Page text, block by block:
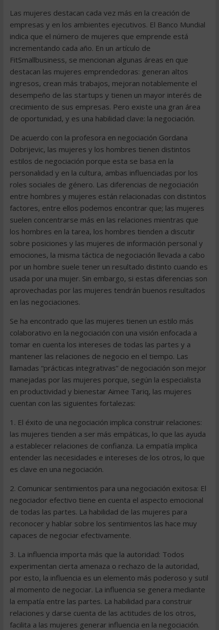
Las mujeres destacan cada vez más en la creación de
empresas y en los ambientes ejecutivos. El Banco Mundial
indica que el número de mujeres que emprende está
incrementando cada año. En un artículo de
FitSmallbusiness, se mencionan algunas áreas en que
destacan las mujeres emprendedoras: generan altos
ingresos, crean más trabajos, mejoran notablemente el
desempeño de las startups y tienen un mayor interés de
crecimiento de sus empresas. Pero existe una gran área
de oportunidad, y es una habilidad clave: la negociación.
De acuerdo con la profesora en negociación Gordana
Dobrijevic, las mujeres y los hombres tienen distintos
estilos de negociación porque esta se basa en la
personalidad y en la cultura, ambas influenciadas por los
roles sociales de género. Las diferencias de negociación
entre hombres y mujeres están relacionadas con distintos
factores, entre ellos podemos encontrar que; las mujeres
suelen concentrarse más en las relaciones mientras que
los hombres en la tarea, los hombres tienden a discutir
sobre posiciones y las mujeres de información personal y
emociones, la misma táctica de negociación llevada a cabo
por un hombre suele tener un resultado distinto cuando es
usada por una mujer. Sin embargo, si estas diferencias son
aprovechadas por las mujeres tendrán buenos resultados
en las negociaciones.
Se ha encontrado que las mujeres tienen un estilo más
colaborativo en la negociación con una visión enfocada a
tomar en cuenta los intereses de todas las partes y a
mantener las relaciones de negocio en el tiempo. Las
llamadas “prácticas integrativas” de negociación son mejor
manejadas por las mujeres porque, según la especialista
en productividad y bienestar Aimee Tariq, las mujeres
cuentan con las siguientes fortalezas:
1. El éxito de una negociación implica construir relaciones:
las mujeres tienden a ser más empáticas, lo que las ayuda
a establecer relaciones de confianza. La empatía implica
entender las necesidades e intereses de los otros, lo que
es clave en una negociación.
2. Comunicar sentimientos para una negociación exitosa: El
negociador efectivo tiene en cuenta el aspecto emocional
de todas las partes. La habilidad de las mujeres para
reconocer y hablar sobre los sentimientos las hace muy
capaces de negociar efectivamente.
3. La influencia importa más que la autoridad: Todos
experimentan cierta amenaza o rechazo de la autoridad,
por esto, la influencia es un elemento más poderoso y sutil
al momento de negociar. La influencia se genera mediante
la empatía entre las partes. La habilidad para construir
relaciones y darse cuenta de las actitudes de los otros,
facilita a las mujeres generar influencia en la negociación.